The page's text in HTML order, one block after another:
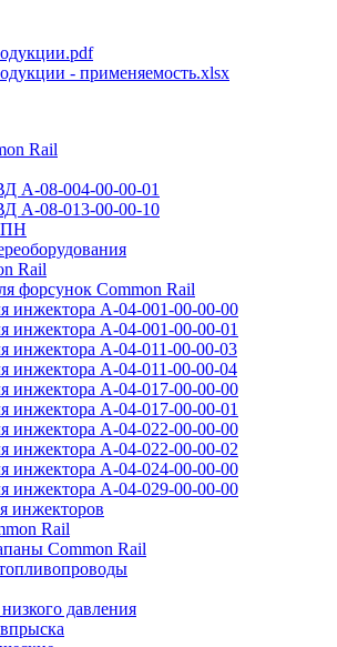
- применяемость.xlsx
Rail
А-08-⁠004-00-00-01
А-08-⁠013-00-00-10
Rail
форсунок Common Rail
инжектора А-04-001-00-00-00
инжектора А-04-001-00-00-01
инжектора А-04-011-00-00-03
инжектора А-04-011-00-00-04
инжектора А-04-017-00-00-00
инжектора А-04-017-00-00-01
инжектора А-04-022-00-00-00
инжектора А-04-022-00-00-02
инжектора А-04-024-00-00-00
инжектора А-04-029-00-00-00
инжекторов
Rail
Common Rail
давления